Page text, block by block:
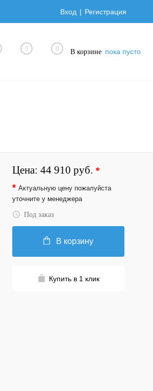
Вход Регистрация
0 0 В корзине пока пусто
Цена: 44 910 руб. *
* Актуальную цену пожалуйста
уточните у менеджера
Под заказ
В корзину
Купить в 1 клик